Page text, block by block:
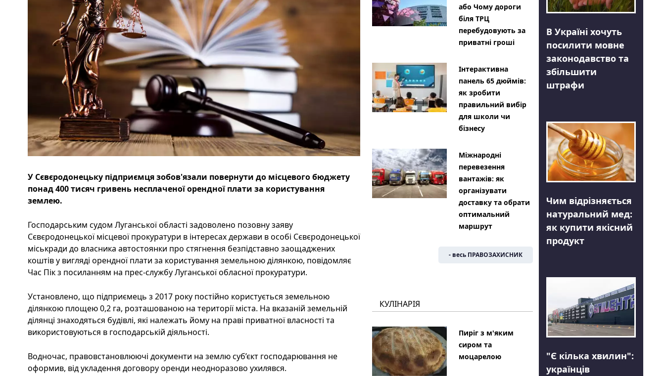
У Сєвєродонецьку підприємця зобов'язали повернути до місцевого бюджету
понад 400 тисяч гривень несплаченої орендної плати за користування
землею.
Господарським судом Луганської області задоволено позовну заяву
Сєвєродонецької місцевої прокуратури в інтересах держави в особі Сєвєродонецької
міськради до власника автостоянки про стягнення безпідставно заощаджених
коштів у вигляді орендної плати за користування земельною ділянкою, повідомляє
Час Пік з посиланням на прес-службу Луганської обласної прокуратури.
Установлено, що підприємець з 2017 року постійно користується земельною
ділянкою площею 0,2 га, розташованою на території міста. На вказаній земельній
ділянці знаходяться будівлі, які належать йому на праві приватної власності та
використовуються в господарській діяльності.
Водночас, правовстановлюючі документи на землю суб’єкт господарювання не
оформив, від укладення договору оренди неодноразово ухилявся.
або Чому дороги
біля ТРЦ
перебудовують за
приватні гроші
Інтерактивна
панель 65 дюймів:
як зробити
правильний вибір
для школи чи
бізнесу
Міжнародні
перевезення
вантажів: як
організувати
доставку та обрати
оптимальний
маршрут
- весь ПРАВОЗАХИСНИК
КУЛІНАРІЯ
Пиріг з м'яким
сиром та
моцарелою
В Україні хочуть
посилити мовне
законодавство та
збільшити
штрафи
Чим відрізняється
натуральний мед:
як купити якісний
продукт
"Є кілька хвилин":
українців